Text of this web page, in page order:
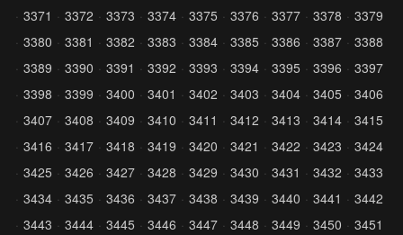
3371
3372 3373 3374 3375 3376 3377 3378
3379
3380
3381 3382 3383 3384 3385 3386 3387
3388
3389
3390 3391 3392 3393 3394 3395 3396
3397
3398
3399 3400 3401 3402 3403 3404 3405
3406
3407
3408 3409 3410 3411 3412 3413 3414
3415
3416
3417 3418 3419 3420 3421 3422 3423
3424
3425
3426 3427 3428 3429 3430 3431 3432
3433
3434
3435 3436 3437 3438 3439 3440 3441
3442
3443
3444 3445 3446 3447 3448 3449 3450
3451